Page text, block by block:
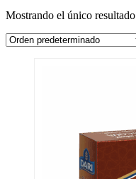
Mostrando el único resultado